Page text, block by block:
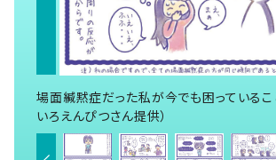
場面緘黙症だった私が今でも困っている
いろえんぴつさん提供）